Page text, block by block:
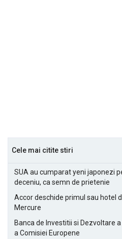
Cele mai citite stiri
SUA au cumparat yeni japonezi
deceniu, ca semn de prietenie
Accor deschide primul sau hotel
Mercure
Banca de Investitii si Dezvoltare
a Comisiei Europene